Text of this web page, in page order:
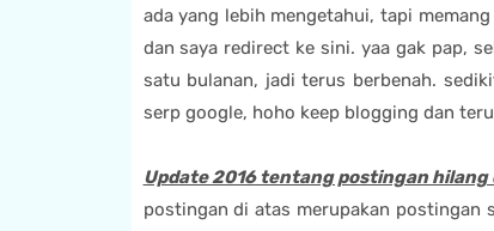
ada yang lebih mengetahui, tapi
dan saya redirect ke sini. yaa gak pap,
satu bulanan, jadi terus berbenah.
serp google, hoho keep blogging dan
Update 2016 tentang postingan hilang
postingan di atas merupakan postingan